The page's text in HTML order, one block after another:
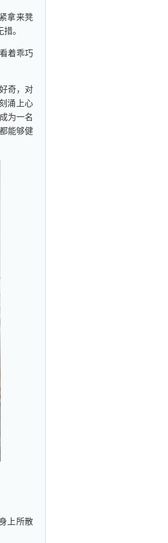
拿来凳
。
着乖巧
奇，对
涌上心
为一名
能够健
上所散